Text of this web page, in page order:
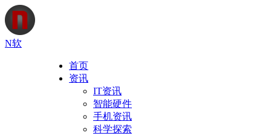
N软
首页
资讯
IT资讯
智能硬件
手机资讯
科学探索